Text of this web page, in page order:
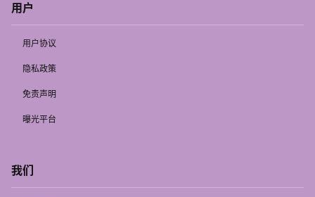
用户
用户协议
隐私政策
免责声明
曝光平台
我们